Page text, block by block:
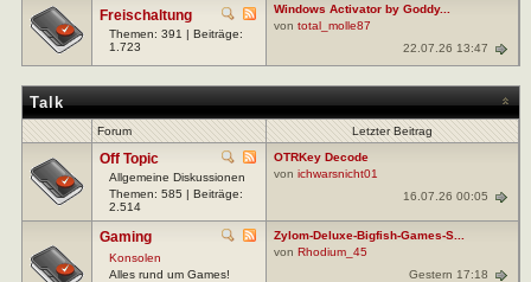
Freischaltung
Themen: 391 | Beiträge:
1.723
Windows Activator by Goddy...
von total_molle87
22.07.26 13:47
Talk
Forum Letzter Beitrag
Off Topic
Allgemeine Diskussionen
Themen: 585 | Beiträge:
2.514
OTRKey Decode
von ichwarsnicht01
16.07.26 00:05
Gaming
Konsolen
Alles rund um Games!
Zylom-Deluxe-Bigfish-Games-S...
von Rhodium_45
Gestern 17:18